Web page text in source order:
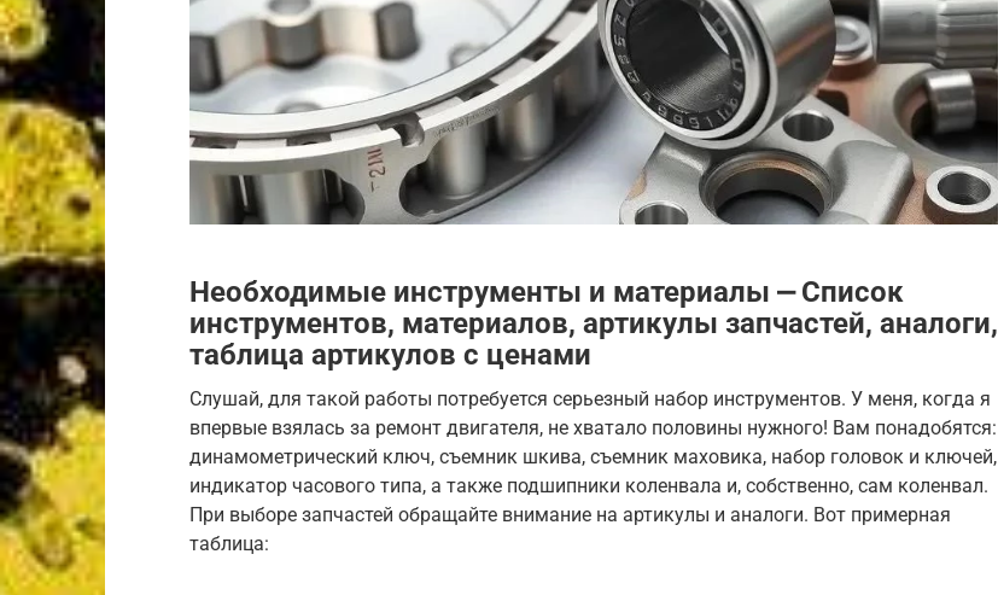
Необходимые инструменты и материалы ⎼ Список
инструментов, материалов, артикулы запчастей, аналоги,
таблица артикулов с ценами
Слушай, для такой работы потребуется серьезный набор инструментов. У меня, когда я
впервые взялась за ремонт двигателя, не хватало половины нужного! Вам понадобятся:
динамометрический ключ, съемник шкива, съемник маховика, набор головок и ключей,
индикатор часового типа, а также подшипники коленвала и, собственно, сам коленвал.
При выборе запчастей обращайте внимание на артикулы и аналоги. Вот примерная
таблица: